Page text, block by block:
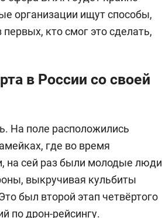
организации ищут способы,
кто смог это сделать,
в России со своей
На поле расположились
где во время
на сей раз были молодые люди
выкручивая кульбиты
был второй этап четвёртого
по дрон-рейсингу.